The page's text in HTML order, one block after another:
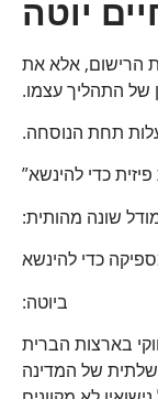
יוטה
אלא את
של התהליך עצמו.
תחת הנוסחה.
כדי להינשא”
שונה מהותית:
כדי להינשא
ביוטה:
בארצות הברית
של המדינה